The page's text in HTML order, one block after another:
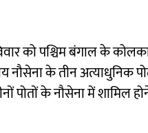
को पश्चिम बंगाल के
नौसेना के तीन अत्याधुनिक
पोतों के नौसेना में शामिल